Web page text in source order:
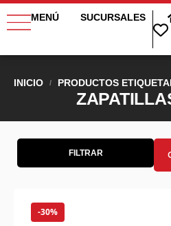
MENÚ SUCURSALES
INICIO / PRODUCTOS
FILTRAR
-30%